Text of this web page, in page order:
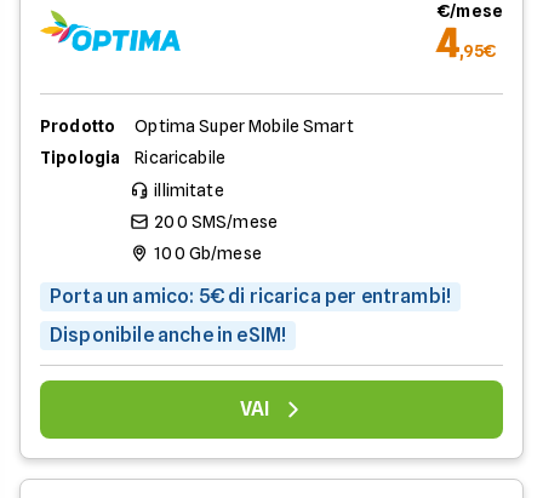
€/mese
4,95€
Prodotto
Optima Super Mobile Smart
Tipologia
Ricaricabile
illimitate
200 SMS/mese
100 Gb/mese
Porta un amico: 5€ di ricarica per entrambi!
Disponibile anche in eSIM!
VAI